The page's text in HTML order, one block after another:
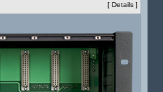
[Details ]